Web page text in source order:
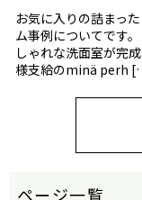
お気に入りの詰まっ
ム事例についてです
しゃれな洗面室が完
様支給のminä perh